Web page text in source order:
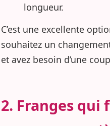
longueur.
C’est une excellente
souhaitez un
et avez besoin d’une
2. Franges